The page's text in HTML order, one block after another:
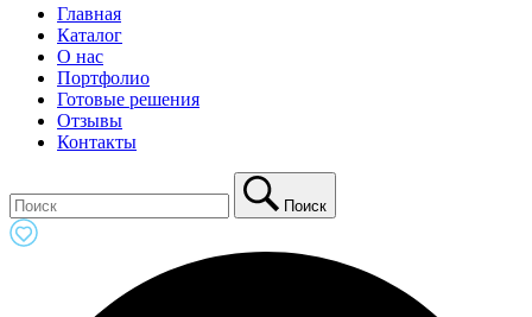
Главная
Каталог
О нас
Портфолио
Готовые решения
Отзывы
Контакты
Поиск